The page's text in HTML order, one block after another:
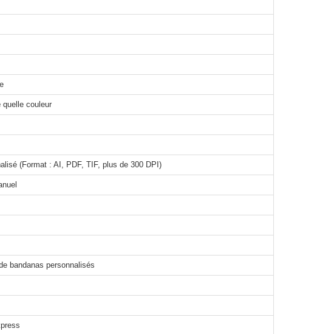
quelle couleur
(Format : AI, PDF, TIF, plus de 300 DPI)
bandanas personnalisés